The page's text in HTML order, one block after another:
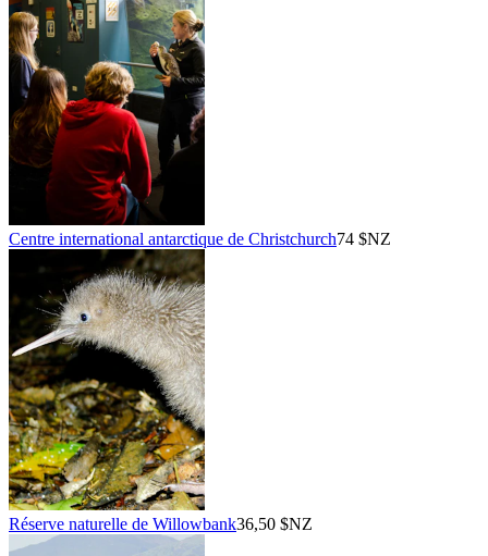
Centre international antarctique de Christchurch74 $NZ
Réserve naturelle de Willowbank36,50 $NZ